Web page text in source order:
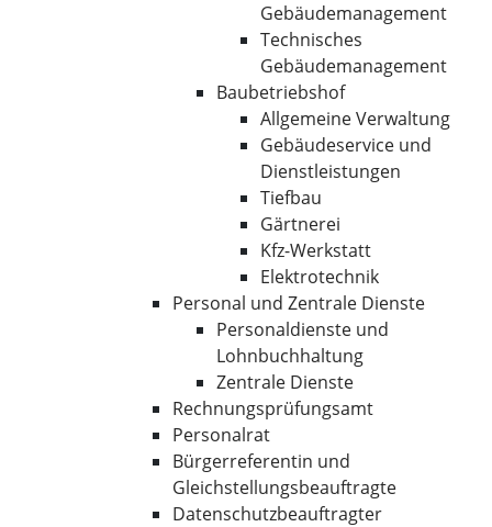
Gebäudemanagement
Technisches
Gebäudemanagement
Baubetriebshof
Allgemeine Verwaltung
Gebäudeservice und
Dienstleistungen
Tiefbau
Gärtnerei
Kfz-Werkstatt
Elektrotechnik
Personal und Zentrale Dienste
Personaldienste und
Lohnbuchhaltung
Zentrale Dienste
Rechnungsprüfungsamt
Personalrat
Bürgerreferentin und
Gleichstellungsbeauftragte
Datenschutzbeauftragter